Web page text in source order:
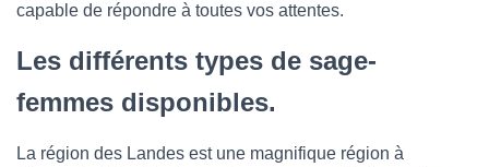
capable de répondre à toutes vos attentes.
Les différents types de sage-
femmes disponibles.
La région des Landes est une magnifique région à